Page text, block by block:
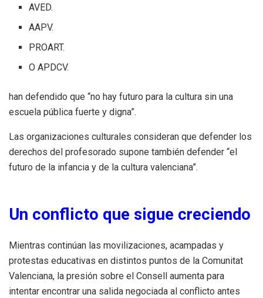
AVED.
AAPV.
PROART.
O APDCV.
han defendido que “no hay futuro para la cultura sin una
escuela pública fuerte y digna”.
Las organizaciones culturales consideran que defender los
derechos del profesorado supone también defender “el
futuro de la infancia y de la cultura valenciana”.
Un conflicto que sigue creciendo
Mientras continúan las movilizaciones, acampadas y
protestas educativas en distintos puntos de la Comunitat
Valenciana, la presión sobre el Consell aumenta para
intentar encontrar una salida negociada al conflicto antes